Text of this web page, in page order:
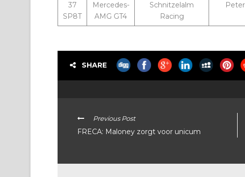
37
SP8T
Mercedes-
AMG GT4
Schnitzelalm
Racing
SHARE
Previous Post
FRECA: Maloney zorgt voor unicum